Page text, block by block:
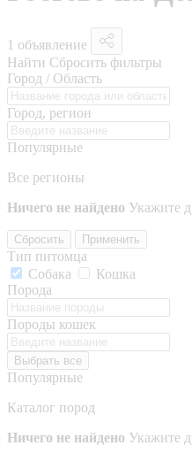
1 объявление
Найти Сбросить фильтры
Город / Область
Город, регион
Популярные
Все регионы
Ничего не найдено Укажите
Сбросить Применить
Тип питомца
Собака
Кошка
Порода
Породы кошек
Выбрать все
Популярные
Каталог пород
Ничего не найдено Укажите